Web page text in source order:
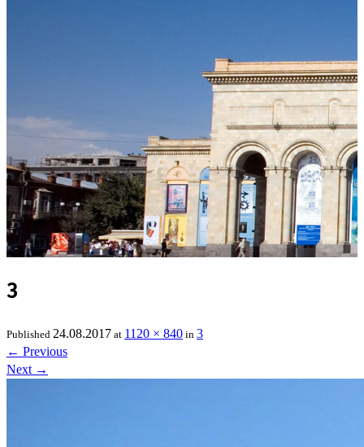
3
Published 24.08.2017 at 1120 × 840 in 3
← Previous
Next →